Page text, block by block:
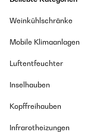
Weinkühlschränke
Mobile Klimaanlagen
Luftentfeuchter
Inselhauben
Kopffreihauben
Infrarotheizungen